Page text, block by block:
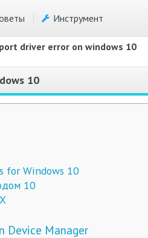
Инструмент
driver error on windows 10
10
for Windows 10
10
Device Manager